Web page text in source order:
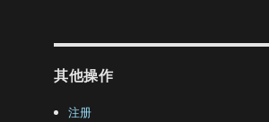
其他操作
注册